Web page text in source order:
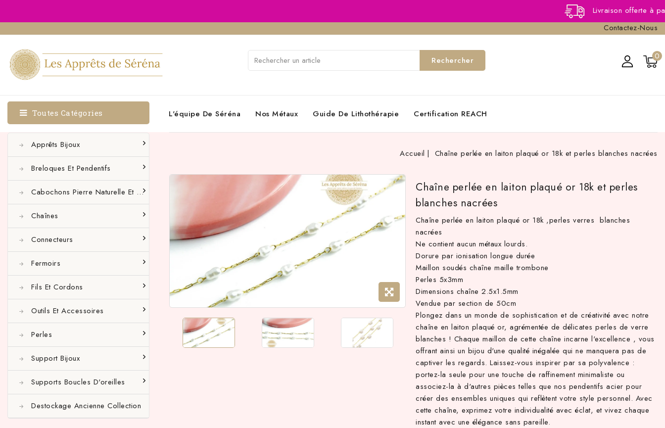
Livraison offerte à partir de
Contactez-Nous
0
Rechercher
L'équipe De Séréna Nos Métaux Guide De Lithothérapie Certification REACH
Toutes Catégories
Apprêts Bijoux
Perles À Écraser Et
Terminaisons De
Rallonge
Breloques Et Pendentifs
Cabochons Pierre Naturelle Et Autres
Chaînes
Connecteurs
Connecteurs Bases
Fermoirs
Fils Et Cordons
Outils Et Accessoires
Perles
Argent
Support Bijoux
Supports Boucles D'oreilles
Destockage Ancienne Collection
Accueil Chaîne perlée en laiton plaqué or 18k et perles blanches nacrées
Chaîne perlée en laiton plaqué or 18k et perles
blanches nacrées
Chaîne perlée en laiton plaqué or 18k ,perles verres blanches
nacrées
Ne contient aucun métaux lourds.
Dorure par ionisation longue durée
Maillon soudés chaîne maille trombone
Perles 5x3mm
Dimensions chaîne 2.5x1.5mm
Vendue par section de 50cm
Plongez dans un monde de sophistication et de créativité avec notre
chaîne en laiton plaqué or, agrémentée de délicates perles de verre
blanches ! Chaque maillon de cette chaîne incarne l'excellence , vous
offrant ainsi un bijou d'une qualité inégalée qui ne manquera pas de
captiver les regards. Laissez-vous inspirer par sa polyvalence :
portez-la seule pour une touche de raffinement minimaliste ou
associez-la à d'autres pièces telles que nos pendentifs acier pour
créer des ensembles uniques qui reflètent votre style personnel. Avec
cette chaîne, exprimez votre individualité avec éclat, et vivez chaque
instant avec une élégance sans pareille.